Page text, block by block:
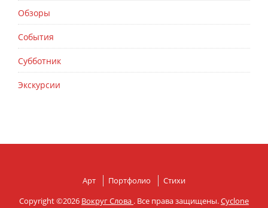
Обзоры
События
Субботник
Экскурсии
Арт Портфолио
Стихи
Copyright ©2026 Вокруг Слова . Все права защищены.Cyclone